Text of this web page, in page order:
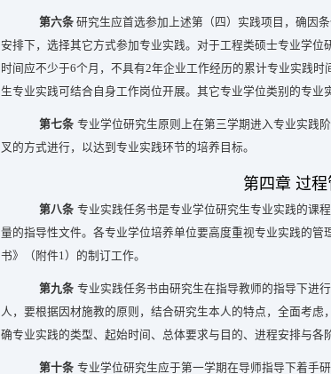
第六条研究生应首选参加上述第（四）实践项目，确因
安排下，选择其它方式参加专业实践。对于工程类硕士专业学
时间应不少于6个月，不具有2年企业工作经历的累计专业实践
生专业实践可结合自身工作岗位开展。其它专业学位类别的专业
第七条 专业学位研究生原则上在第三学期进入专业实践
叉的方式进行，以达到专业实践环节的培养目标。
第四章 过程
第八条 专业实践任务书是专业学位研究生专业实践的课
量的指导性文件。各专业学位培养单位要高度重视专业实践的
书》（附件1）的制订工作。
第九条 专业实践任务书由研究生在指导教师的指导下进
人，要根据因材施教的原则，结合研究生本人的特点，全面考
确专业实践的类型、起始时间、总体要求与目的、进程安排与各
第十条 专业学位研究生应于第一学期在导师指导下着手